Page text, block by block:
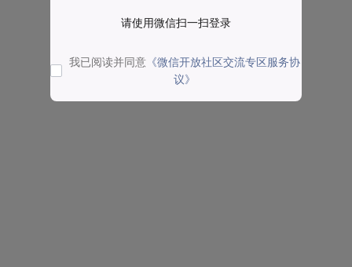
请使用微信扫一扫登录
我已阅读并同意 《微信开放社区交流专区服务协
议》